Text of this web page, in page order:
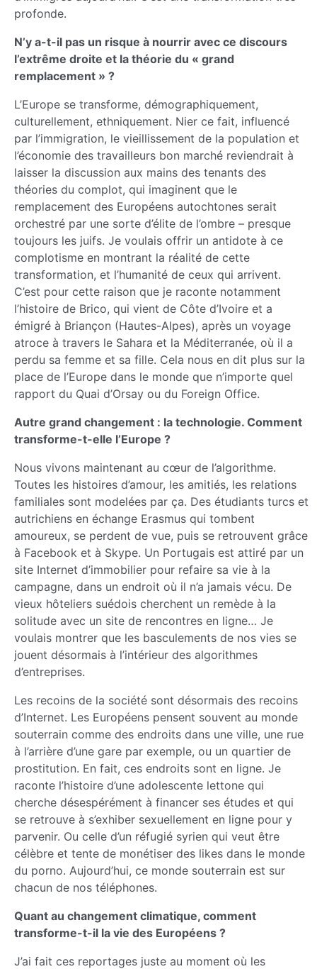
profonde.
N’y a-t-il pas un risque à nourrir avec ce discours
l’extrême droite et la théorie du « grand
remplacement » ?
L’Europe se transforme, démographiquement,
culturellement, ethniquement. Nier ce fait, influencé
par l’immigration, le vieillissement de la population et
l’économie des travailleurs bon marché reviendrait à
laisser la discussion aux mains des tenants des
théories du complot, qui imaginent que le
remplacement des Européens autochtones serait
orchestré par une sorte d’élite de l’ombre – presque
toujours les juifs. Je voulais offrir un antidote à ce
complotisme en montrant la réalité de cette
transformation, et l’humanité de ceux qui arrivent.
C’est pour cette raison que je raconte notamment
l’histoire de Brico, qui vient de Côte d’Ivoire et a
émigré à Briançon (Hautes-Alpes), après un voyage
atroce à travers le Sahara et la Méditerranée, où il a
perdu sa femme et sa fille. Cela nous en dit plus sur la
place de l’Europe dans le monde que n’importe quel
rapport du Quai d’Orsay ou du Foreign Office.
Autre grand changement : la technologie. Comment
transforme-t-elle l’Europe ?
Nous vivons maintenant au cœur de l’algorithme.
Toutes les histoires d’amour, les amitiés, les relations
familiales sont modelées par ça. Des étudiants turcs et
autrichiens en échange Erasmus qui tombent
amoureux, se perdent de vue, puis se retrouvent grâce
à Facebook et à Skype. Un Portugais est attiré par un
site Internet d’immobilier pour refaire sa vie à la
campagne, dans un endroit où il n’a jamais vécu. De
vieux hôteliers suédois cherchent un remède à la
solitude avec un site de rencontres en ligne… Je
voulais montrer que les basculements de nos vies se
jouent désormais à l’intérieur des algorithmes
d’entreprises.
Les recoins de la société sont désormais des recoins
d’Internet. Les Européens pensent souvent au monde
souterrain comme des endroits dans une ville, une rue
à l’arrière d’une gare par exemple, ou un quartier de
prostitution. En fait, ces endroits sont en ligne. Je
raconte l’histoire d’une adolescente lettone qui
cherche désespérément à financer ses études et qui
se retrouve à s’exhiber sexuellement en ligne pour y
parvenir. Ou celle d’un réfugié syrien qui veut être
célèbre et tente de monétiser des likes dans le monde
du porno. Aujourd’hui, ce monde souterrain est sur
chacun de nos téléphones.
Quant au changement climatique, comment
transforme-t-il la vie des Européens ?
J’ai fait ces reportages juste au moment où les